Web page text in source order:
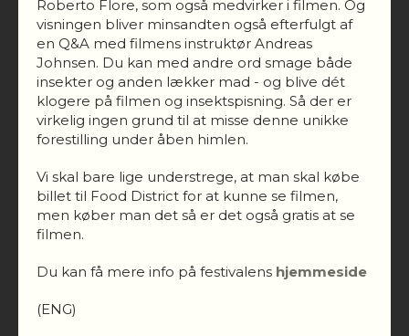
Roberto Flore, som også medvirker i filmen. Og
visningen bliver minsandten også efterfulgt af
en Q&A med filmens instruktør Andreas
Johnsen. Du kan med andre ord smage både
insekter og anden lækker mad - og blive dét
klogere på filmen og insektspisning. Så der er
virkelig ingen grund til at misse denne unikke
forestilling under åben himlen.
Vi skal bare lige understrege, at man skal købe
billet til Food District for at kunne se filmen,
men køber man det så er det også gratis at se
filmen.
Du kan få mere info på festivalens hjemmeside
(ENG)